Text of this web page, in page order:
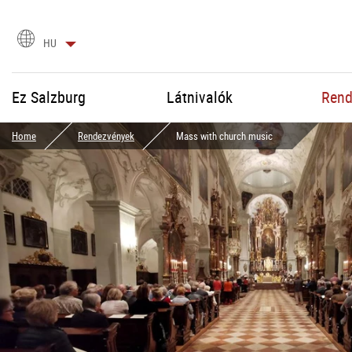
Nyelvválasztás
HU
Ez Salzburg Látnivalók
Home Rendezvények Mass with church music